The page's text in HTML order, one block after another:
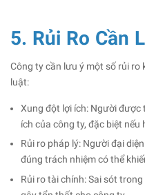
5. Rủi Ro Cần
Công ty cần lưu ý một số rủi ro
luật:
Xung đột lợi ích: Người
ích của công ty, đặc biệt nếu
Rủi ro pháp lý: Người đại
đúng trách nhiệm có thể
Rủi ro tài chính: Sai sót